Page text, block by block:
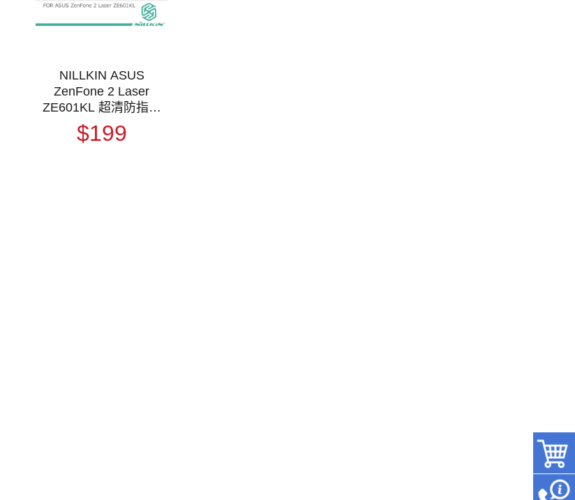
NILLKIN ASUS
ZenFone 2 Laser
ZE601KL 超清防指紋
保護貼 - 套裝版
$199